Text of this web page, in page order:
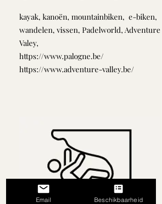
kayak, kanoën, mountainbiken, e-biken,
wandelen, vissen, Padelworld, Adventure
Valey,
https://www.palogne.be/
https://www.adventure-valley.be/
Email Beschikbaarheid